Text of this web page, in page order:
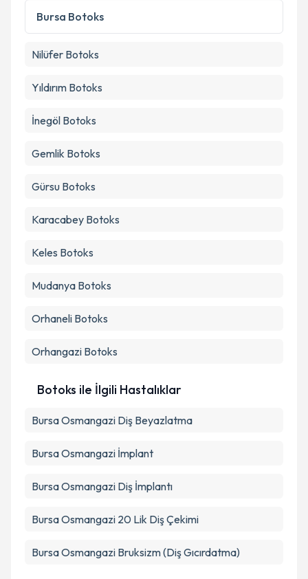
Takvim Talebini Gönder
Bursa Botoks
Nilüfer Botoks
Yıldırım Botoks
İnegöl Botoks
Gemlik Botoks
Gürsu Botoks
Karacabey Botoks
Keles Botoks
Mudanya Botoks
Orhaneli Botoks
Orhangazi Botoks
Botoks ile İlgili Hastalıklar
Bursa Osmangazi Diş Beyazlatma
Bursa Osmangazi İmplant
Bursa Osmangazi Diş İmplantı
Bursa Osmangazi 20 Lik Diş Çekimi
Bursa Osmangazi Bruksizm (Diş Gıcırdatma)